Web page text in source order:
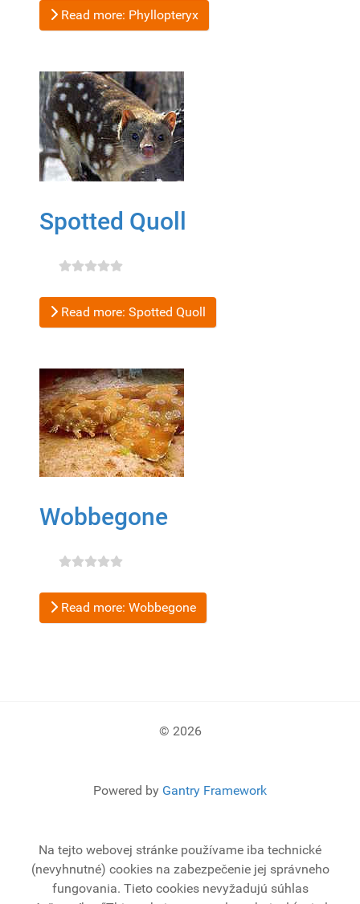
Read more: Phyllopteryx
Spotted Quoll
Read more: Spotted Quoll
Wobbegone
Read more: Wobbegone
© 2026
Powered by Gantry Framework
Na tejto webovej stránke používame iba technické
(nevyhnutné) cookies na zabezpečenie jej správneho
fungovania. Tieto cookies nevyžadujú súhlas